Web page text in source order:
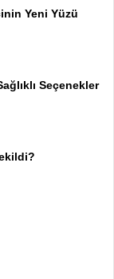
Yeni Yüzü
Seçenekler